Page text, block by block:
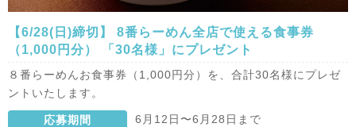
【6/28(日)締切】 8番らーめん全店で使える食事券
（1,000円分） 「30名様」にプレゼント
８番らーめんお食事券（1,000円分）を、合計30名様にプレゼ
ントいたします。
応募期間 6月12日〜6月28日まで